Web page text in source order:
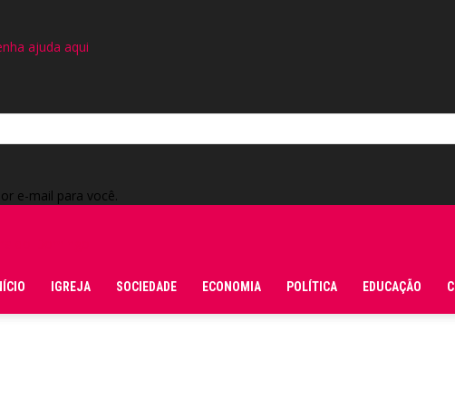
ajuda aqui
e-mail para você.
IGREJA SOCIEDADE ECONOMIA POLÍTICA EDUCAÇÃO